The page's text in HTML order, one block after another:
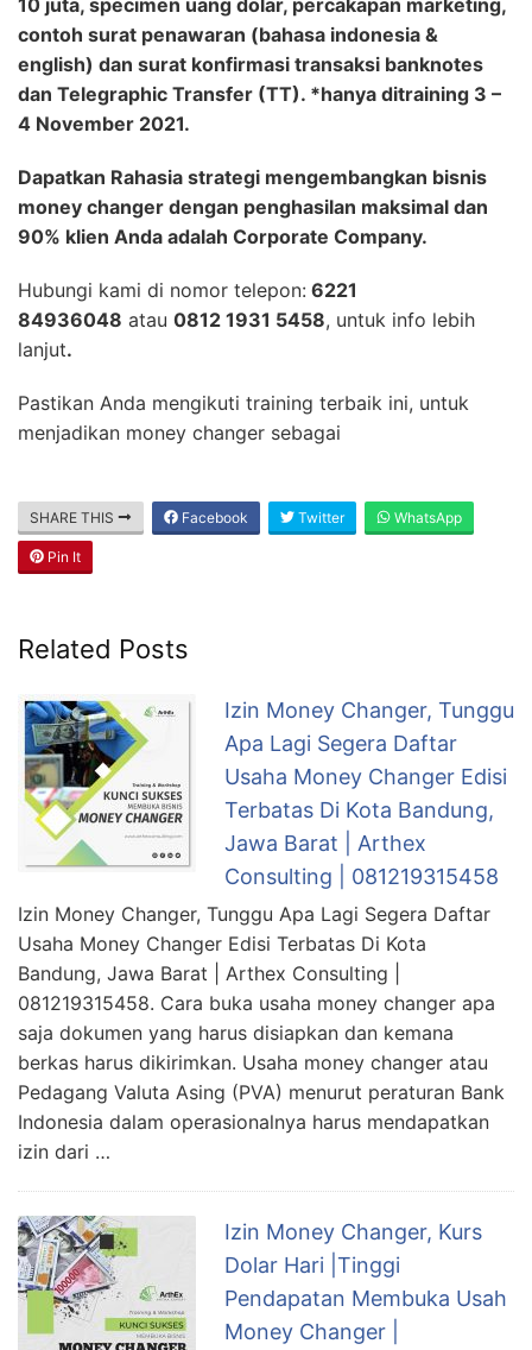
contoh surat penawaran (bahasa indonesia &
english) dan surat konfirmasi transaksi banknotes
dan Telegraphic Transfer (TT). *hanya ditraining 3 –
4 November 2021.
Dapatkan Rahasia strategi mengembangkan bisnis
money changer dengan penghasilan maksimal dan
90% klien Anda adalah Corporate Company.
Hubungi kami di nomor telepon: 6221
84936048 atau 0812 1931 5458, untuk info lebih
lanjut.
Pastikan Anda mengikuti training terbaik ini, untuk
menjadikan money changer sebagai
SHARE THIS Facebook Twitter WhatsApp
Pin It
Related Posts
Izin Money Changer, Tunggu
Apa Lagi Segera Daftar
Usaha Money Changer Edisi
Terbatas Di Kota Bandung,
Jawa Barat | Arthex
Consulting | 081219315458
Izin Money Changer, Tunggu Apa Lagi Segera Daftar
Usaha Money Changer Edisi Terbatas Di Kota
Bandung, Jawa Barat | Arthex Consulting |
081219315458. Cara buka usaha money changer apa
saja dokumen yang harus disiapkan dan kemana
berkas harus dikirimkan. Usaha money changer atau
Pedagang Valuta Asing (PVA) menurut peraturan Bank
Indonesia dalam operasionalnya harus mendapatkan
izin dari …
Izin Money Changer, Kurs
Dolar Hari |Tinggi
Pendapatan Membuka Usah
Money Changer |